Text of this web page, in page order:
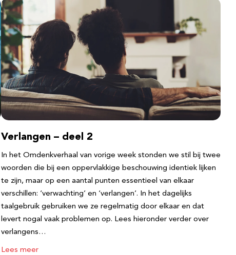
Verlangen – deel 2
In het Omdenkverhaal van vorige week stonden we stil bij twee
woorden die bij een oppervlakkige beschouwing identiek lijken
te zijn, maar op een aantal punten essentieel van elkaar
verschillen: ‘verwachting’ en ‘verlangen’. In het dagelijks
taalgebruik gebruiken we ze regelmatig door elkaar en dat
levert nogal vaak problemen op. Lees hieronder verder over
verlangens…
Lees meer